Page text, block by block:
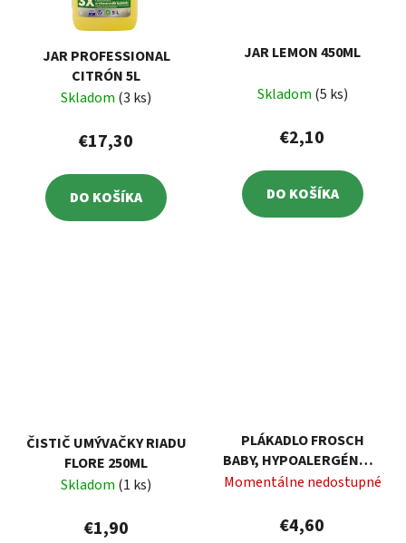
JAR PROFESSIONAL
CITRÓN 5L
Skladom (3 ks)
€17,30
DO KOŠÍKA
JAR LEMON 450ML
Skladom (5 ks)
€2,10
DO KOŠÍKA
ČISTIČ UMÝVAČKY RIADU
FLORE 250ML
Skladom (1 ks)
€1,90
PLÁKADLO FROSCH
BABY, HYPOALERGÉNNE,
NA DOJČENSKÚ A
ML
Momentálne nedostupné
€4,60